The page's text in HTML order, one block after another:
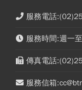
服務電話
服務時間:週一
傳真電話
服務信箱